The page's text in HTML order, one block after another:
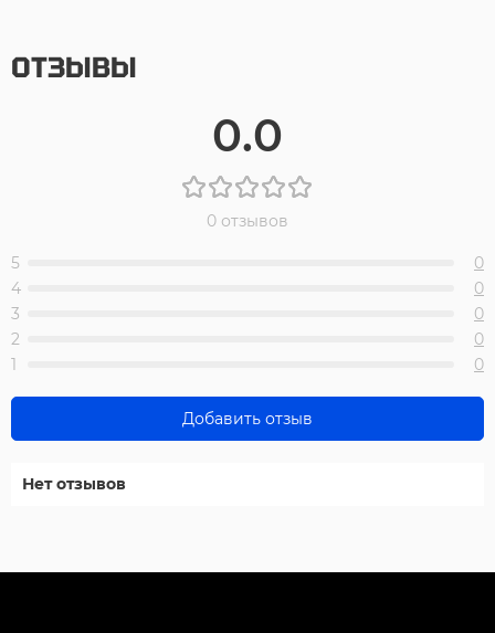
ОТЗЫВЫ
0.0
0 отзывов
5
0
4
0
3
0
2
0
1
0
Добавить отзыв
Нет отзывов